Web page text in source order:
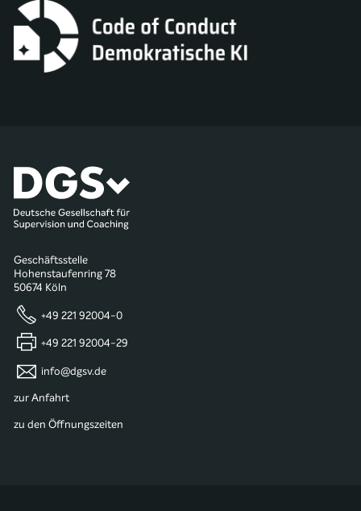
Geschäftsstelle
Hohenstaufenring 78
50674 Köln
+49 221 92004-0
+49 221 92004-29
info@dgsv.de
zur Anfahrt
zu den Öffnungszeiten